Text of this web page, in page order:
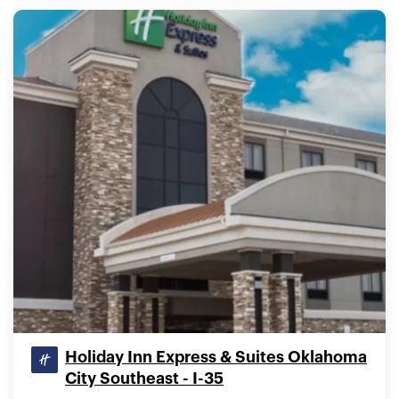
Holiday Inn Express & Suites Oklahoma
City Southeast - I-35